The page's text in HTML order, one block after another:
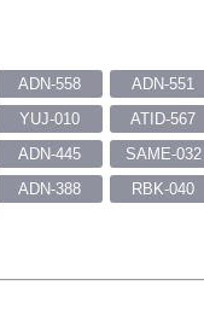
ADN-558
ADN-551
YUJ-010
ATID-567
ADN-445
SAME-032
ADN-388
RBK-040